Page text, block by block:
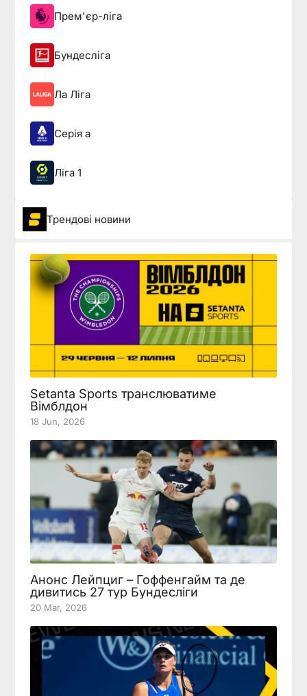
Прем'єр-ліга
Бундесліга
Ла Ліга
Серія а
Ліга 1
Трендові новини
Setanta Sports транслюватиме
Вімблдон
18 Jun, 2026
Анонс Лейпциг – Гоффенгайм та де
дивитись 27 тур Бундесліги
20 Mar, 2026